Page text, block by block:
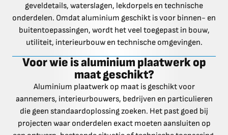
geveldetails, waterslagen, lekdorpels en technische
onderdelen. Omdat aluminium geschikt is voor binnen- en
buitentoepassingen, wordt het veel toegepast in bouw,
utiliteit, interieurbouw en technische omgevingen.
Voor wie is aluminium plaatwerk op
maat geschikt?
Aluminium plaatwerk op maat is geschikt voor
aannemers, interieurbouwers, bedrijven en particulieren
die geen standaardoplossing zoeken. Het past goed bij
projecten waar onderdelen exact moeten aansluiten op